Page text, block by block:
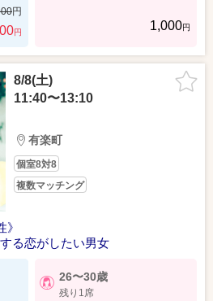
円
円 1,000円
8/8(土)
11:40〜13:10
有楽町
個室8対8
複数マッチング
る恋がしたい男女
26〜30歳
残り1席